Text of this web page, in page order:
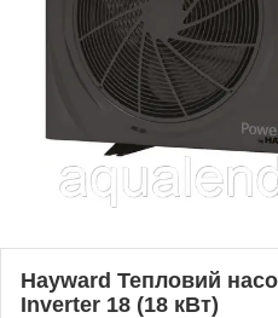
Hayward Тепловий
Inverter 18 (18 кВт)